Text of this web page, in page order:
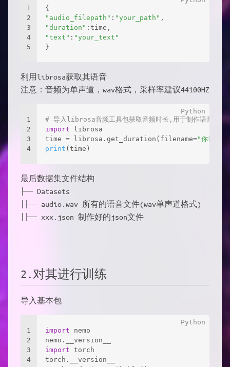
1
2
3
4
5
{
"audio_filepath" : "your_path" ,
"duration" :time,
"text" : "your_text"
}
利用librosa获取其语音
注意：音频为单声道，wav格式，采样率建议44100HZ
1
2
3
4
# 导入librosa音频工具包获取音频时长,用于制作语音数据
import librosa
time = librosa.get_duration(filename="你音频
print (time)
最后数据集文件结构
├── Datasets
│├── audio.wav 所有的语音文件(wav单声道格式)
│├── xxx.json 制作好的json文件
2.对其进行训练
导入基本包
1
2
3
4
import nemo
nemo.__version__
import torch
torch.__version__